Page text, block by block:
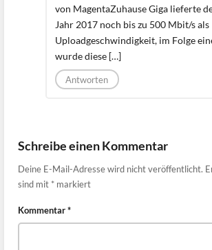
von MagentaZuhause Giga lieferte
Jahr 2017 noch bis zu 500 Mbit/s als
Uploadgeschwindigkeit, im Folge
wurde diese […]
Antworten
Schreibe einen Kommentar
Deine E-Mail-Adresse wird nicht veröffentlicht.
sind mit * markiert
Kommentar*